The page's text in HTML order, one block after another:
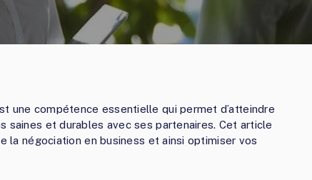
une compétence essentielle qui permet d’atteindre
et durables avec ses partenaires. Cet article
la négociation en business et ainsi optimiser vos